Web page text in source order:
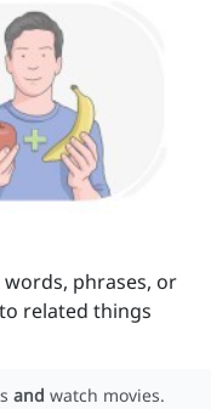
phrases, or
related things
and watch movies.